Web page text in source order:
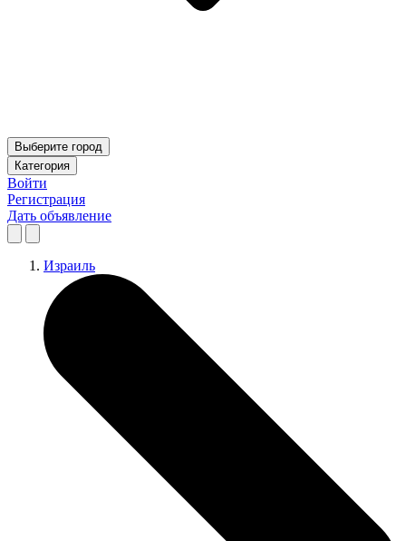
Выберите город
Категория
Войти
Регистрация
Дать объявление
Израиль